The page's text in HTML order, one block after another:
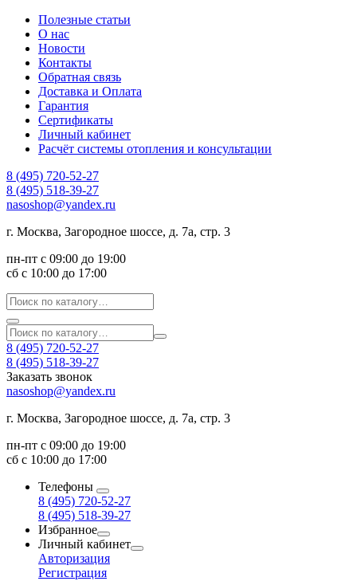
Полезные статьи
О нас
Новости
Контакты
Обратная связь
Доставка и Оплата
Гарантия
Сертификаты
Личный кабинет
Расчёт системы отопления и консультации
8 (495) 720-52-27
8 (495) 518-39-27
nasoshop@yandex.ru
г. Москва, Загородное шоссе, д. 7а, стр. 3
пн-пт с 09:00 до 19:00
сб с 10:00 до 17:00
8 (495) 720-52-27
8 (495) 518-39-27
Заказать звонок
nasoshop@yandex.ru
г. Москва, Загородное шоссе, д. 7а, стр. 3
пн-пт с 09:00 до 19:00
сб с 10:00 до 17:00
Телефоны
8 (495) 720-52-27
8 (495) 518-39-27
Избранное
Личный кабинет
Авторизация
Регистрация